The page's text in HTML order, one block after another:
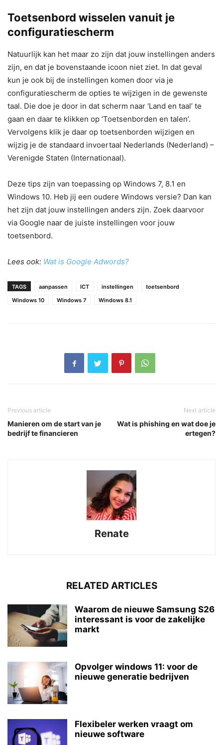
Toetsenbord wisselen vanuit je
configuratiescherm
Natuurlijk kan het maar zo zijn dat jouw instellingen anders
zijn, en dat je bovenstaande icoon niet ziet. In dat geval
kun je ook bij de instellingen komen door via je
configuratiescherm de opties te wijzigen in de gewenste
taal. Die doe je door in dat scherm naar ‘Land en taal’ te
gaan en daar te klikken op ‘Toetsenborden en talen’.
Vervolgens klik je daar op toetsenborden wijzigen en
wijzig je de standaard invoertaal Nederlands (Nederland) –
Verenigde Staten (Internationaal).
Deze tips zijn van toepassing op Windows 7, 8.1 en
Windows 10. Heb jij een oudere Windows versie? Dan kan
het zijn dat jouw instellingen anders zijn. Zoek daarvoor
via Google naar de juiste instellingen voor jouw
toetsenbord.
Lees ook: Wat is Google Adwords?
TAGS aanpassen ICT instellingen
toetsenbord
Windows 10
Windows 7 Windows 8.1
Previous article
Manieren om de start van je
bedrijf te financieren
Next article
Wat is phishing en wat doe je
ertegen?
Renate
RELATED ARTICLES
Waarom de nieuwe Samsung S26
interessant is voor de zakelijke
markt
Opvolger windows 11: voor de
nieuwe generatie bedrijven
Flexibeler werken vraagt om
nieuwe software